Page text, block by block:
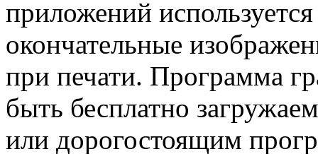
приложений
окончательные
при печати. Программа
быть бесплатно
или дорогостоящим